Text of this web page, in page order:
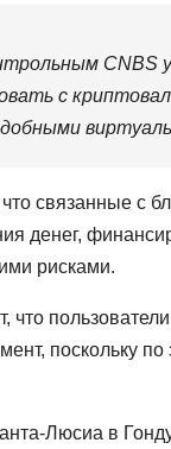
CNBS
с
связанные с
денег,
рисками.
что
поскольку
Люсиа в